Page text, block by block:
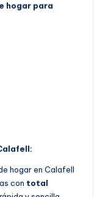
hogar para
hogar en Calafell
con total